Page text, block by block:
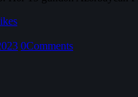
0Comments